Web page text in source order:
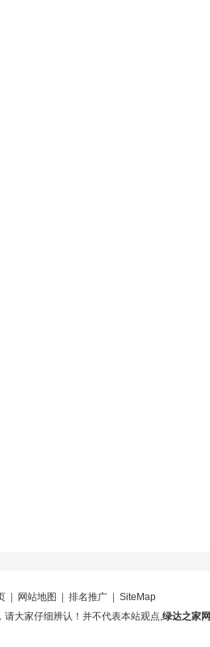
网站地图 排名推广
SiteMap
大家仔细辨认！并不代表本站观点,绿达之家网